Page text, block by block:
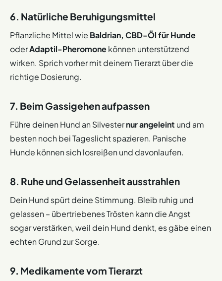
6. Natürliche Beruhigungsmittel
Pflanzliche Mittel wie Baldrian, CBD-Öl für Hunde
oderAdaptil-Pheromonekönnen unterstützend
wirken. Sprich vorher mit deinem Tierarzt über die
richtige Dosierung.
7. Beim Gassigehen aufpassen
Führe deinen Hund an Silvesternur angeleint und am
besten noch bei Tageslicht spazieren. Panische
Hunde können sich losreißen und davonlaufen.
8. Ruhe und Gelassenheit ausstrahlen
Dein Hund spürt deine Stimmung. Bleib ruhig und
gelassen – übertriebenes Trösten kann die Angst
sogar verstärken, weil dein Hund denkt, es gäbe einen
echten Grund zur Sorge.
9. Medikamente vom Tierarzt